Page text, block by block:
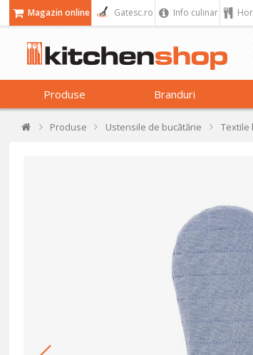
Magazin online Gatesc.ro Info culinar
Produse Branduri
Produse Ustensile de bucătărie Textile